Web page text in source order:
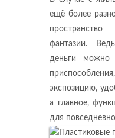
ещё более
фантазии.
деньги можно
экспозицию,
а главное,
для